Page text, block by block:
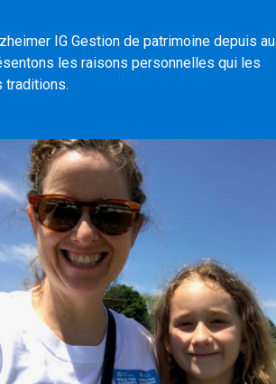
IG Gestion de patrimoine depuis au
les raisons personnelles qui les
traditions.